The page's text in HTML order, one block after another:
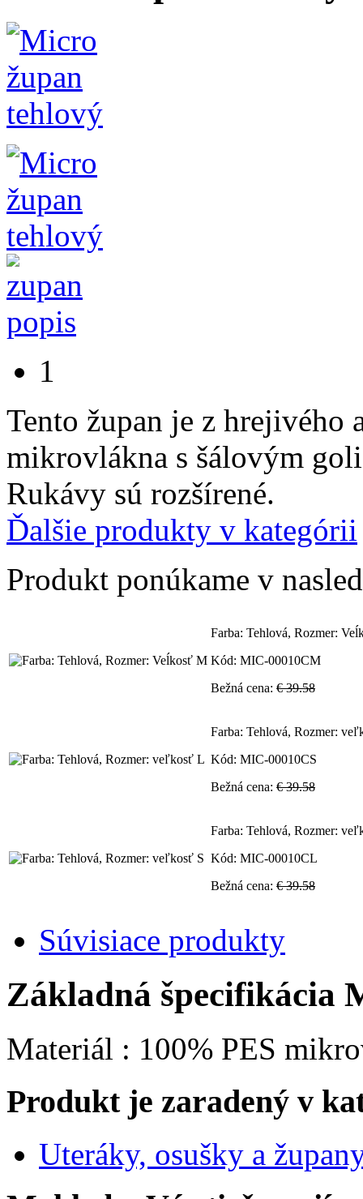
1
Tento župan je z hrejivého
mikrovlákna s šálovým
Rukávy sú rozšírené.
Ďalšie produkty v kategórii
Produkt ponúkame v
Farba: Tehlová, Rozmer:
Kód: MIC-00010CM
Bežná cena: € 39.58
Farba: Tehlová, Rozmer:
Kód: MIC-00010CS
Bežná cena: € 39.58
Farba: Tehlová, Rozmer:
Kód: MIC-00010CL
Bežná cena: € 39.58
Súvisiace produkty
Základná špecifikácia
Materiál : 100% PES
Produkt je zaradený v
Uteráky, osušky a